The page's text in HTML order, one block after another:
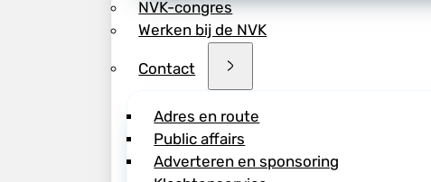
NVK-congres
Werken bij de NVK
Contact
Adres en route
Public affairs
Adverteren en sponsoring